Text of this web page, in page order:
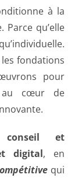
à la
Parce qu’elle
qu’individuelle.
fondations
pour
au cœur de
conseil et
digital, en
qui